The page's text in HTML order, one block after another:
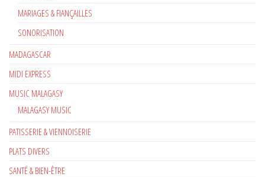
MARIAGES & FIANÇAILLES
SONORISATION
MADAGASCAR
MIDI EXPRESS
MUSIC MALAGASY
MALAGASY MUSIC
PATISSERIE & VIENNOISERIE
PLATS DIVERS
SANTÉ & BIEN-ÊTRE